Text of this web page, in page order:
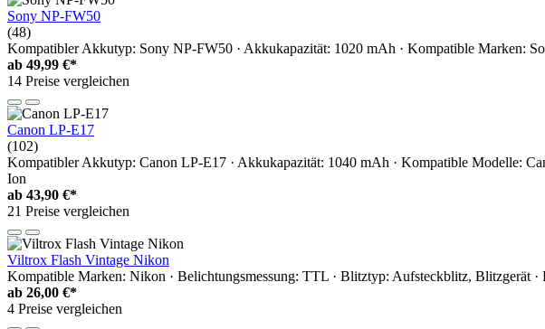
Sony NP-FW50
(48)
Kompatibler Akkutyp: Sony NP-FW50 · Akkukapazität: 1020 mAh · Kompatible Marken:
ab 49,99 €*
14 Preise vergleichen
Canon LP-E17
(102)
Kompatibler Akkutyp: Canon LP-E17 · Akkukapazität: 1040 mAh · Kompatible Modelle:
Ion
ab 43,90 €*
21 Preise vergleichen
Viltrox Flash Vintage Nikon
Kompatible Marken: Nikon · Belichtungsmessung: TTL · Blitztyp: Aufsteckblitz, Blitzgerät
ab 26,00 €*
4 Preise vergleichen